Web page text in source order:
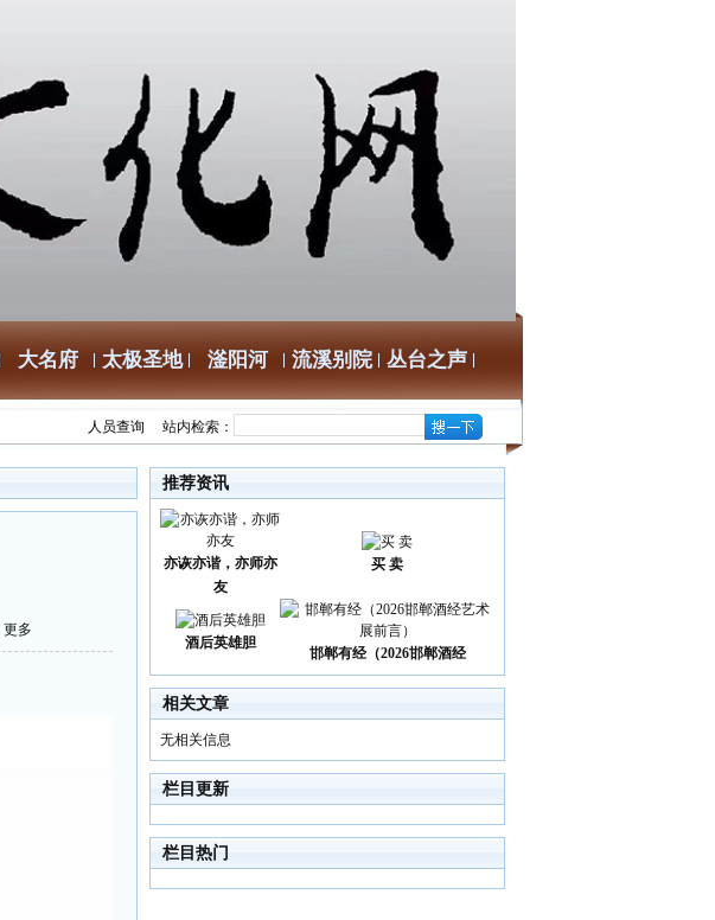
大名府 太极圣地 滏阳河 流溪别院 丛台之声
人员查询 站内检索：
更多
推荐资讯
亦诙亦谐，亦师亦
友
买 卖
酒后英雄胆
邯郸有经（2026邯郸酒经
相关文章
无相关信息
栏目更新
栏目热门